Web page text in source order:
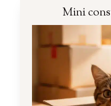
Mini